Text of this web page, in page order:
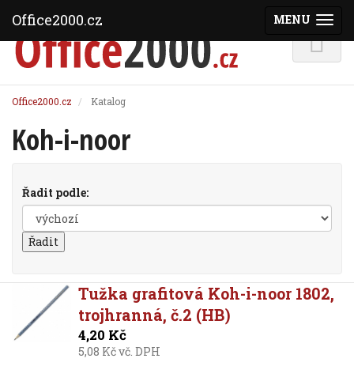
Office2000.cz Katalog
Koh-i-noor
Řadit podle:
Tužka grafitová Koh-i-noor 1802,
trojhranná, č.2 (HB)
4,20 Kč
5,08 Kč vč. DPH
MENU
Office2000.cz